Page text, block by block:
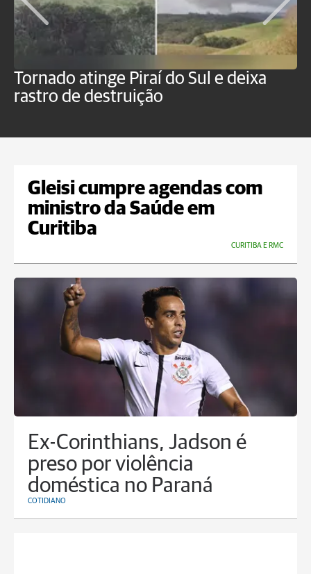
Tornado atinge Piraí do Sul e deixa
rastro de destruição
Gleisi cumpre agendas com
ministro da Saúde em
Curitiba
CURITIBA E RMC
Ex-Corinthians, Jadson é
preso por violência
doméstica no Paraná
COTIDIANO